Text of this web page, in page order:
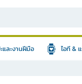
และงานฝีมือ ไอที &